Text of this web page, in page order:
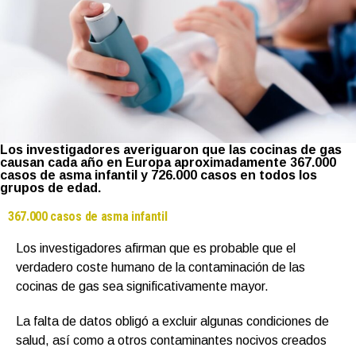
Los investigadores averiguaron que las cocinas de gas
causan cada año en Europa aproximadamente 367.000
casos de asma infantil y 726.000 casos en todos los
grupos de edad.
367.000 casos de asma infantil
Los investigadores afirman que es probable que el
verdadero coste humano de la contaminación de las
cocinas de gas sea significativamente mayor.
La falta de datos obligó a excluir algunas condiciones de
salud, así como a otros contaminantes nocivos creados